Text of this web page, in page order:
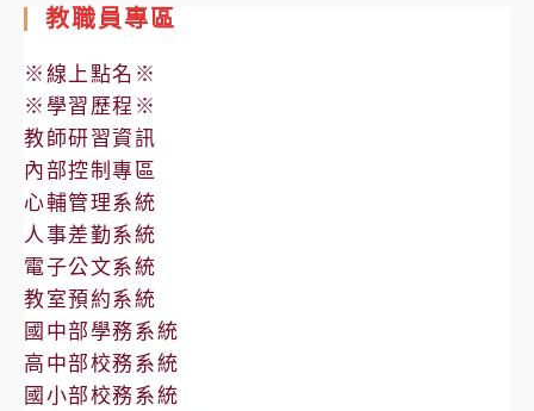
教職員專區
※線上點名※
※學習歷程※
教師研習資訊
內部控制專區
心輔管理系統
人事差勤系統
電子公文系統
教室預約系統
國中部學務系統
高中部校務系統
國小部校務系統